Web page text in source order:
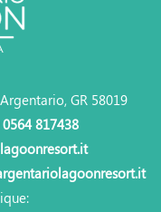
GR 58019
817438